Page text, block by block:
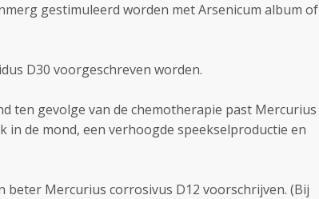
gestimuleerd worden met Arsenicum album of
D30 voorgeschreven worden.
ten gevolge van de chemotherapie past Mercurius
in de mond, een verhoogde speekselproductie en
beter Mercurius corrosivus D12 voorschrijven. (Bij